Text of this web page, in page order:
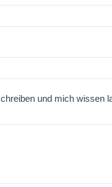
und mich wissen